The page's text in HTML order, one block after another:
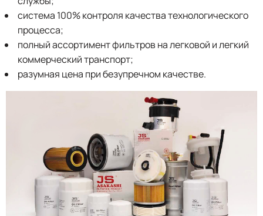
система 100% контроля качества технологического
процесса;
полный ассортимент фильтров на легковой и легкий
коммерческий транспорт;
разумная цена при безупречном качестве.